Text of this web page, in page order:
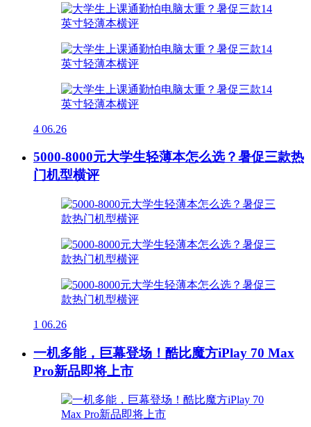
4 06.26
5000-8000元大学生轻薄本怎么选？暑促三款热
门机型横评
1 06.26
一机多能，巨幕登场！酷比魔方iPlay 70 Max
Pro新品即将上市